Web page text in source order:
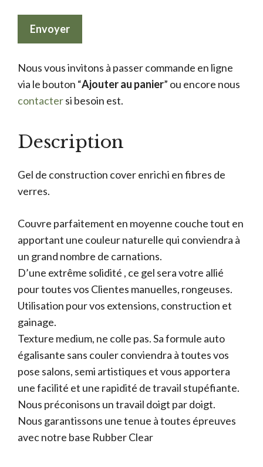
Nous vous invitons à passer commande en ligne
via le bouton “Ajouter au panier” ou encore nous
contactersi besoin est.
Description
Gel de construction cover enrichi en fibres de
verres.
Couvre parfaitement en moyenne couche tout en
apportant une couleur naturelle qui conviendra à
un grand nombre de carnations.
D’une extrême solidité , ce gel sera votre allié
pour toutes vos Clientes manuelles, rongeuses.
Utilisation pour vos extensions, construction et
gainage.
Texture medium, ne colle pas. Sa formule auto
égalisante sans couler conviendra à toutes vos
pose salons, semi artistiques et vous apportera
une facilité et une rapidité de travail stupéfiante.
Nous préconisons un travail doigt par doigt.
Nous garantissons une tenue à toutes épreuves
avec notre base Rubber Clear